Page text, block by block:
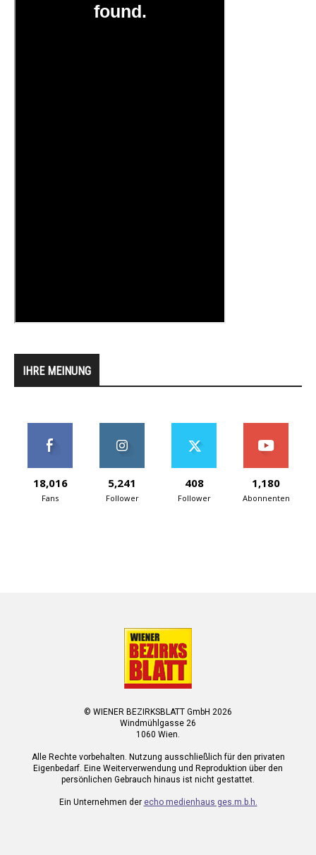
IHRE MEINUNG
18,016
Fans
5,241
Follower
408
Follower
1,180
Abonnenten
© WIENER BEZIRKSBLATT GmbH 2026
Windmühlgasse 26
1060 Wien.
Alle Rechte vorbehalten. Nutzung ausschließlich für den privaten
Eigenbedarf. Eine Weiterverwendung und Reproduktion über den
persönlichen Gebrauch hinaus ist nicht gestattet.
Ein Unternehmen der echo medienhaus ges.m.b.h.